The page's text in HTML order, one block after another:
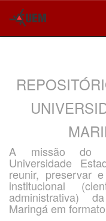
A missão do
Universidade
reunir, preservar
institucional
administrativa)
Maringá em